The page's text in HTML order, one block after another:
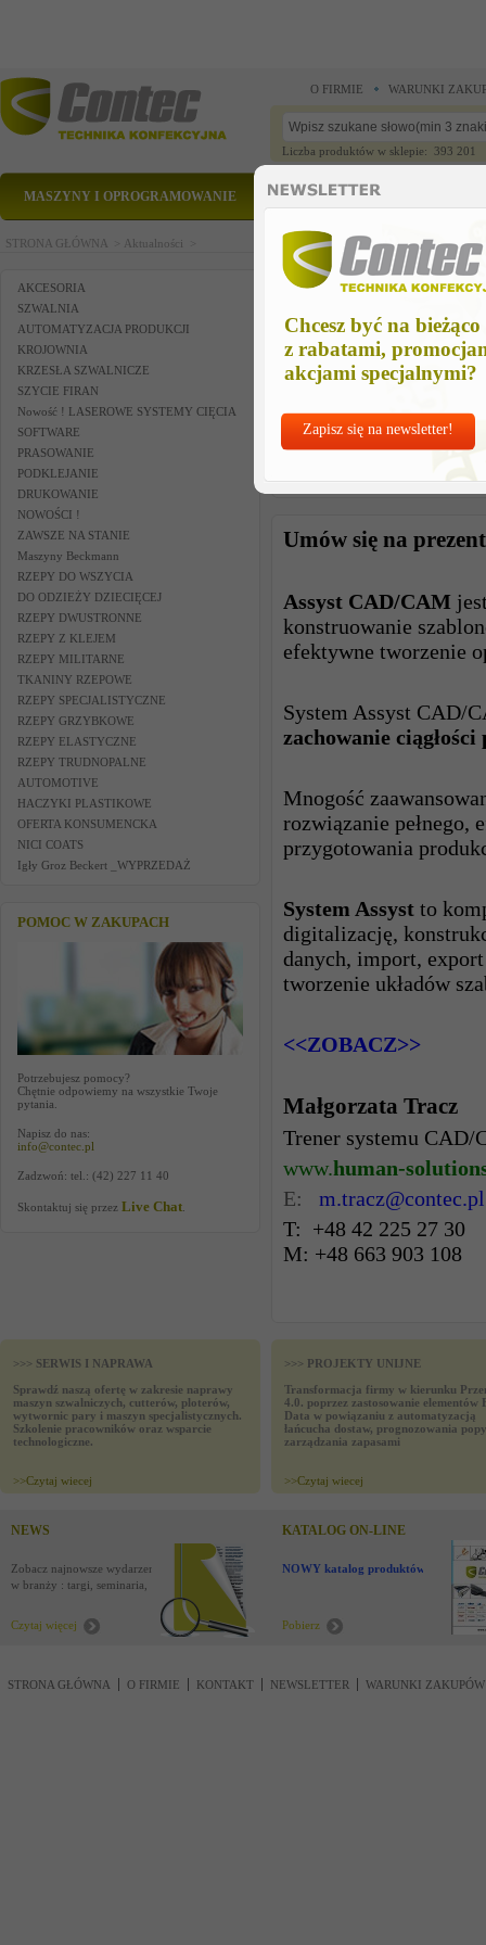
Chcesz być na bieżąco
z rabatami,
akcjami specjalnymi?
Zapisz się na newsletter!
O FIRMIE WARUNKI
Liczba produktów w sklepie: 393 201
MASZYNY I OPROGRAMOWANIE CZĘŚCI ZAMIENNE
STRONA GŁÓWNA > Aktualności >
AKCESORIA
SZWALNIA
AUTOMATYZACJA PRODUKCJI
KROJOWNIA
KRZESŁA SZWALNICZE
SZYCIE FIRAN
Nowość ! LASEROWE SYSTEMY CIĘCIA
SOFTWARE
PRASOWANIE
PODKLEJANIE
DRUKOWANIE
NOWOŚCI !
ZAWSZE NA STANIE
Maszyny Beckmann
RZEPY DO WSZYCIA
DO ODZIEŻY DZIECIĘCEJ
RZEPY DWUSTRONNE
RZEPY Z KLEJEM
RZEPY MILITARNE
TKANINY RZEPOWE
RZEPY SPECJALISTYCZNE
RZEPY GRZYBKOWE
RZEPY ELASTYCZNE
RZEPY TRUDNOPALNE
AUTOMOTIVE
HACZYKI PLASTIKOWE
OFERTA KONSUMENCKA
NICI COATS
Igły Groz Beckert _WYPRZEDAŻ
POMOC W ZAKUPACH
Potrzebujesz pomocy?
Chętnie odpowiemy na wszystkie Twoje
pytania.
Napisz do nas:
info@contec.pl
Zadzwoń: tel.: (42) 227 11 40
Skontaktuj się przez Live Chat
Umów się na
Assyst CAD/CAM
konstruowanie
efektywne tworzenie
System Assyst CAD/
zachowanie
Mnogość
rozwiązanie pełnego,
przygotowania
System Assyst to
digitalizację,
danych, import,
tworzenie układów
<<ZOBACZ>>
Małgorzata Tracz
Trener systemu CAD/
www.human-
E: m.tracz@contec.pl
T: +48 42 225 27 30
M: +48 663 903 108
>>> SERWIS I NAPRAWA
Sprawdź naszą ofertę w zakresie naprawy
maszyn szwalniczych, cutterów, ploterów,
wytwornic pary i maszyn specjalistycznych.
Szkolenie pracowników oraz wsparcie
technologiczne.
>>Czytaj wiecej
>>> PROJEKTY UNIJNE
Transformacja firmy w kierunku
4.0. poprzez zastosowanie elementów
Data w powiązaniu z automatyzacją
łańcucha dostaw, prognozowania
zarządzania zapasami
>>Czytaj wiecej
NEWS
Zobacz najnowsze wydarzenia
w branży : targi, seminaria,
Czytaj więcej
KATALOG ON-LINE
NOWY katalog produktów !
Pobierz
STRONA GŁÓWNA O FIRMIE KONTAKT NEWSLETTER WARUNKI ZAKUPÓW